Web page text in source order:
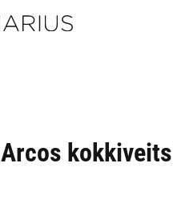
Arcos